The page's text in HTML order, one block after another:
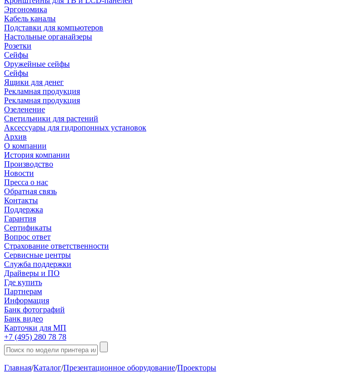
Эргономика
Кабель каналы
Подставки для компьютеров
Настольные органайзеры
Розетки
Сейфы
Оружейные сейфы
Сейфы
Ящики для денег
Рекламная продукция
Рекламная продукция
Озеленение
Светильники для растений
Аксессуары для гидропонных установок
Архив
О компании
История компании
Производство
Новости
Пресса о нас
Обратная связь
Контакты
Поддержка
Гарантия
Сертификаты
Вопрос ответ
Страхование ответственности
Сервисные центры
Служба поддержки
Драйверы и ПО
Где купить
Партнерам
Информация
Банк фотографий
Банк видео
Карточки для МП
+7 (495) 280 78 78
Главная/Каталог/Презентационное оборудование/Проекторы